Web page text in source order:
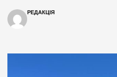
РЕДАКЦІЯ